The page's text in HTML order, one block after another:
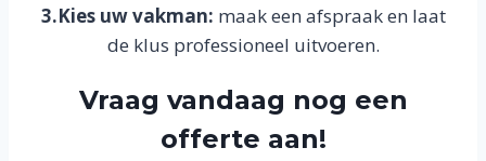
3.Kies uw vakman: maak een afspraak en laat
de klus professioneel uitvoeren.
Vraag vandaag nog een
offerte aan!